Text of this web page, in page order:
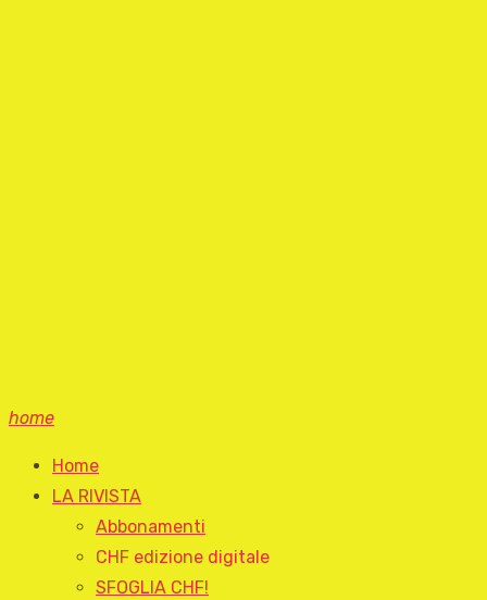
home
Home
LA RIVISTA
Abbonamenti
CHF edizione digitale
SFOGLIA CHF!